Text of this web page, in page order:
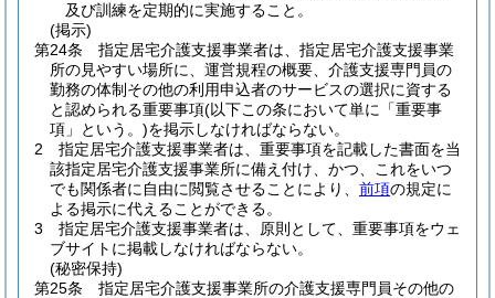
及び訓練を定期的に実施すること。
(掲示)
第24条
指定居宅介護支援事業者は、指定居宅介護支援事業
所の見やすい場所に、運営規程の概要、介護支援専門員の
勤務の体制その他の利用申込者のサービスの選択に資する
と認められる重要事項(以下この条において単に「重要事
項」という。)を掲示しなければならない。
2
指定居宅介護支援事業者は、重要事項を記載した書面を当
該指定居宅介護支援事業所に備え付け、かつ、これをいつ
でも関係者に自由に閲覧させることにより、 前項の規定に
よる掲示に代えることができる。
3
指定居宅介護支援事業者は、原則として、重要事項をウェ
ブサイトに掲載しなければならない。
(秘密保持)
第25条
指定居宅介護支援事業所の介護支援専門員その他の